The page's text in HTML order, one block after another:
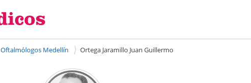
Oftalmólogos Medellín Ortega Jaramillo Juan Guillermo